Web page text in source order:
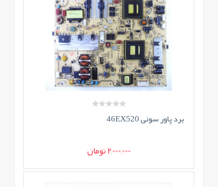
برد پاور سونی 46EX520
2,000,000 تومان